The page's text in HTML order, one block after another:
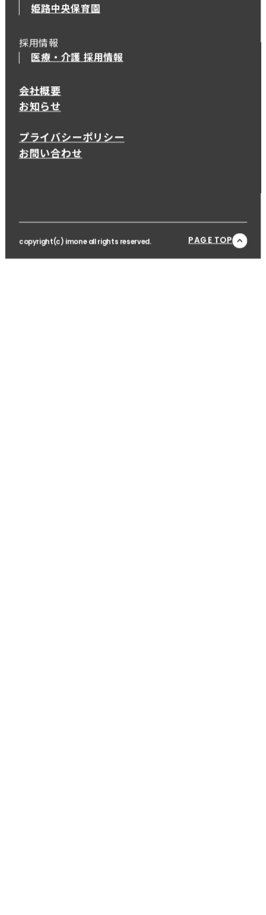
姫路中央保育園
採用情報
医療・介護 採用情報
会社概要
お知らせ
プライバシーポリシー
お問い合わせ
copyright(c) imone all rights reserved. PAGE TOP